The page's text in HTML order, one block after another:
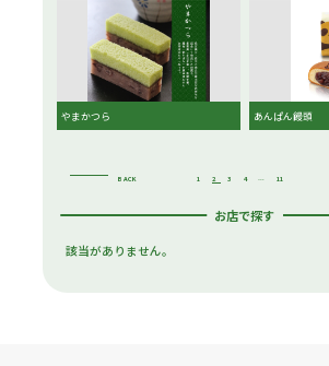
やまかつら あんぱん饅頭
BACK 1 2 3 4 … 11
お店で探す
該当がありません。